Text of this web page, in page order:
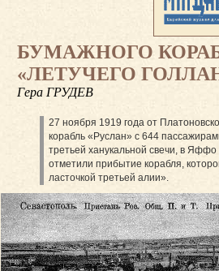
БУМАЖНОГО
«ЛЕТУЧЕГО
Гера ГРУДЕВ
27 ноября 1919 года от
корабль «Руслан» с 644
третьей ханукальной свечи, в
отметили прибытие корабля,
ласточкой третьей алии».